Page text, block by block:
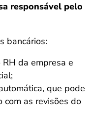
responsável pelo
bancários:
da empresa e
que pode
com as revisões do